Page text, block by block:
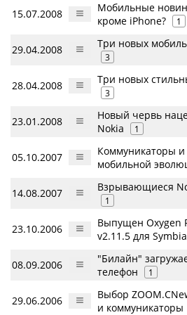
15.07.2008
Мобильные
кроме iPhone?
1
29.04.2008 Три новых
3
28.04.2008 Три новых
3
23.01.2008
Новый червь
Nokia
1
05.10.2007
Коммуникаторы
мобильной
14.08.2007 Взрывающиеся
1
23.10.2006
Выпущен Oxygen
v2.11.5 для
08.09.2006
"Билайн"
телефон
1
29.06.2006
Выбор
и коммуникаторы